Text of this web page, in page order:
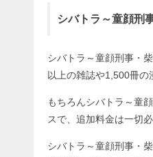
シバトラ～童顔刑
シバトラ～童顔刑事・
以上の雑誌や1,500冊の
もちろんシバトラ～童
スで、追加料金は一切
シバトラ～童顔刑事・